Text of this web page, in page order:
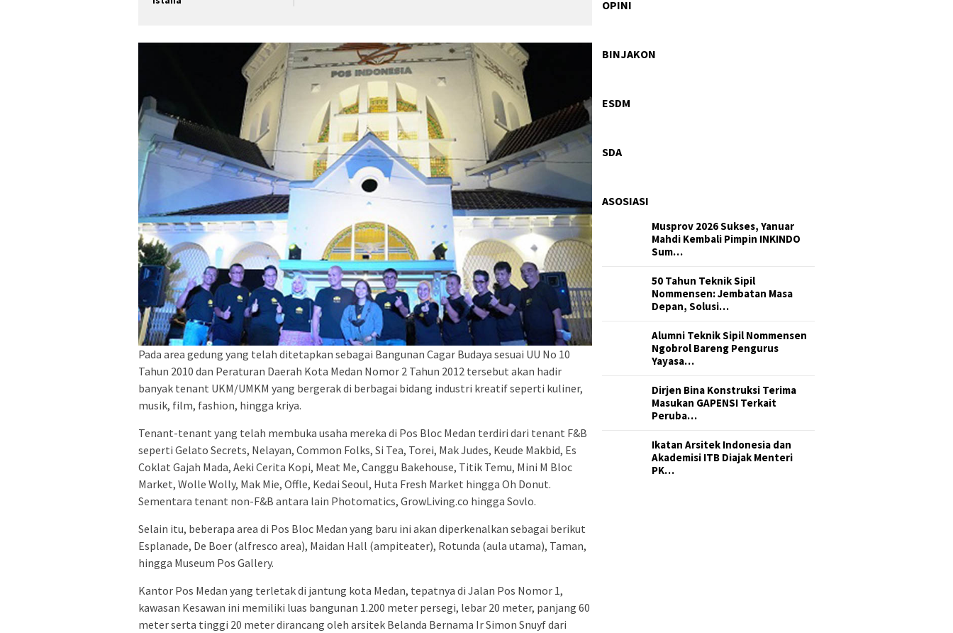
Pada area gedung yang telah ditetapkan sebagai Bangunan Cagar Budaya sesuai UU No 10
Tahun 2010 dan Peraturan Daerah Kota Medan Nomor 2 Tahun 2012 tersebut akan hadir
banyak tenant UKM/UMKM yang bergerak di berbagai bidang industri kreatif seperti kuliner,
musik, film, fashion, hingga kriya.
Tenant-tenant yang telah membuka usaha mereka di Pos Bloc Medan terdiri dari tenant F&B
seperti Gelato Secrets, Nelayan, Common Folks, Si Tea, Torei, Mak Judes, Keude Makbid, Es
Coklat Gajah Mada, Aeki Cerita Kopi, Meat Me, Canggu Bakehouse, Titik Temu, Mini M Bloc
Market, Wolle Wolly, Mak Mie, Offle, Kedai Seoul, Huta Fresh Market hingga Oh Donut.
Sementara tenant non-F&B antara lain Photomatics, GrowLiving.co hingga Sovlo.
Selain itu, beberapa area di Pos Bloc Medan yang baru ini akan diperkenalkan sebagai berikut
Esplanade, De Boer (alfresco area), Maidan Hall (ampiteater), Rotunda (aula utama), Taman,
hingga Museum Pos Gallery.
Kantor Pos Medan yang terletak di jantung kota Medan, tepatnya di Jalan Pos Nomor 1,
kawasan Kesawan ini memiliki luas bangunan 1.200 meter persegi, lebar 20 meter, panjang 60
meter serta tinggi 20 meter dirancang oleh arsitek Belanda Bernama Ir Simon Snuyf dari
OPINI
BINJAKON
Bertemunya Perdagangan, Invest…
ESDMGalian C Ilegal di Sipiong…
SDAPastikan Peningkatan Saluran Iri…
ASOSIASI
Musprov 2026 Sukses, Yanuar
Mahdi Kembali Pimpin INKINDO
Sum…
50 Tahun Teknik Sipil
Nommensen: Jembatan Masa
Depan, Solusi…
Alumni Teknik Sipil Nommensen
Ngobrol Bareng Pengurus
Yayasa…
Dirjen Bina Konstruksi Terima
Masukan GAPENSI Terkait
Peruba…
Ikatan Arsitek Indonesia dan
Akademisi ITB Diajak Menteri
PK…